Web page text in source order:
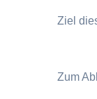
Ziel
Zum